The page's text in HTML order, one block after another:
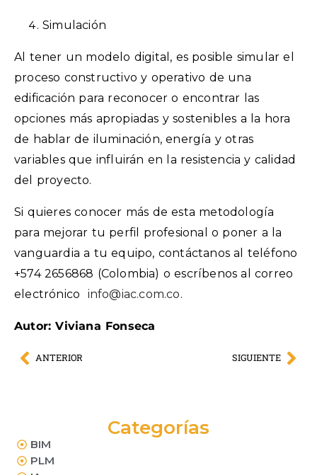
Simulación
Al tener un modelo digital, es posible simular el
proceso constructivo y operativo de una
edificación para reconocer o encontrar las
opciones más apropiadas y sostenibles a la hora
de hablar de iluminación, energía y otras
variables que influirán en la resistencia y calidad
del proyecto.
Si quieres conocer más de esta metodología
para mejorar tu perfil profesional o poner a la
vanguardia a tu equipo, contáctanos al teléfono
+574 2656868 (Colombia) o escríbenos al correo
electrónico info@iac.com.co.
Autor: Viviana Fonseca
ANTERIOR SIGUIENTE
Categorías
BIM
PLM